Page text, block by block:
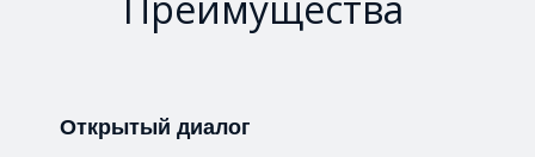
Открытый диалог